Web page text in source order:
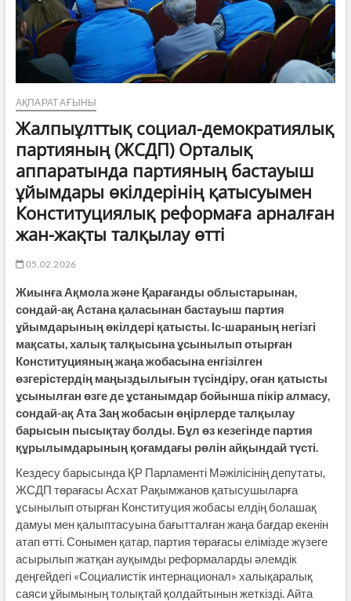
АҚПАРАТ АҒЫНЫ
Жалпыұлттық социал-демократиялық
партияның (ЖСДП) Орталық
аппаратында партияның бастауыш
ұйымдары өкілдерінің қатысуымен
Конституциялық реформаға арналған
жан-жақты талқылау өтті
05.02.2026
Жиынға Ақмола және Қарағанды облыстарынан,
сондай-ақ Астана қаласынан бастауыш партия
ұйымдарының өкілдері қатысты. Іс-шараның негізгі
мақсаты, халық талқысына ұсынылып отырған
Конституцияның жаңа жобасына енгізілген
өзгерістердің маңыздылығын түсіндіру, оған қатысты
ұсынылған өзге де ұстанымдар бойынша пікір алмасу,
сондай-ақ Ата Заң жобасын өңірлерде талқылау
барысын пысықтау болды. Бұл өз кезегінде партия
құрылымдарының қоғамдағы рөлін айқындай түсті.
Кездесу барысында ҚР Парламенті Мәжілісінің депутаты,
ЖСДП төрағасы Асхат Рақымжанов қатысушыларға
ұсынылып отырған Конституция жобасы елдің болашақ
дамуы мен қалыптасуына бағытталған жаңа бағдар екенін
атап өтті. Сонымен қатар, партия төрағасы елімізде жүзеге
асырылып жатқан ауқымды реформаларды әлемдік
деңгейдегі «Социалистік интернационал» халықаралық
саяси ұйымының толықтай қолдайтынын жеткізді. Айта